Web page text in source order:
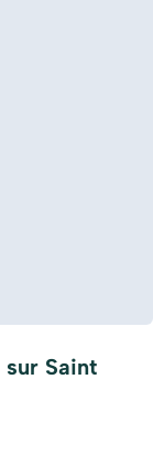
sur Saint